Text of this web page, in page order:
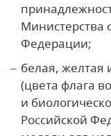
Министерства
Федерации;
белая, желтая
(цвета флага
и
Российской